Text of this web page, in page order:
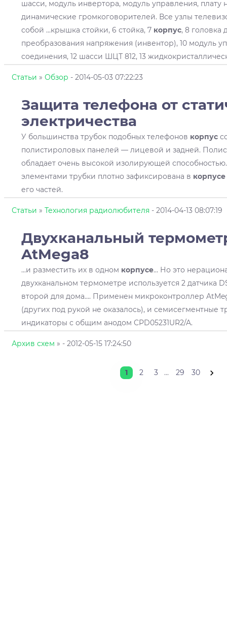
шасси, модуль инвертора, модуль управления, плату
динамические громкоговорителей. Все узлы
собой ...крышка стойки, 6 стойка, 7 корпус, 8 головка
преобразования напряжения (инвентор), 10 модуль
соединения, 12 шасси ШЦТ 812, 13
Статьи » Обзор - 2014-05-03 07:22:23
Защита телефона от
электричества
У большинства трубок подобных телефонов корпус
полистироловых панелей — лицевой и задней.
обладает очень высокой изолирующей способностью.
элементами трубки плотно зафиксирована в корпусе
его частей.
Статьи » Технология радиолюбителя - 2014-04-13 08:07:19
Двухканальный
AtMega8
...и разместить их в одном корпусе… Но это
двухканальном термометре используется 2 датчика
второй для дома.... Применен микроконтроллер
(других под рукой не оказалось), и семисегментные
индикаторы с общим анодом CPD05231UR2/A.
Архив схем » - 2012-05-15 17:24:50
1 2 3 ... 29 30